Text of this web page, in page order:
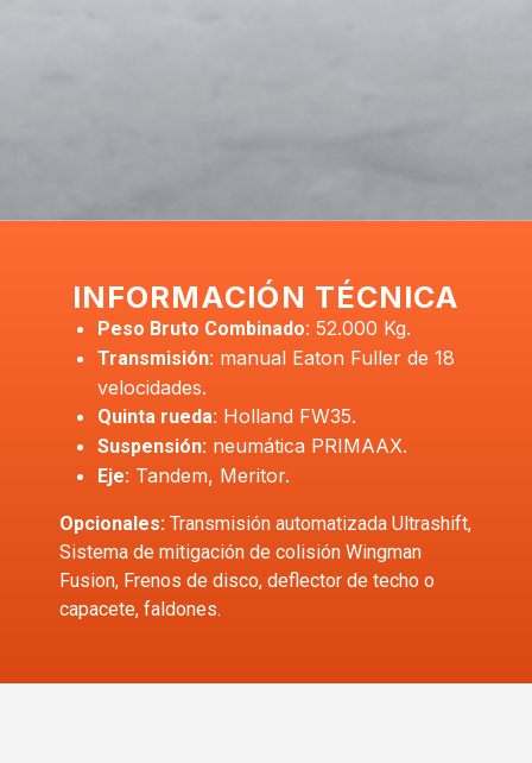
INFORMACIÓN TÉCNICA
Peso Bruto Combinado: 52.000 Kg.
Transmisión: manual Eaton Fuller de 18
velocidades.
Quinta rueda: Holland FW35.
Suspensión: neumática PRIMAAX.
Eje: Tandem, Meritor.
Opcionales: Transmisión automatizada Ultrashift,
Sistema de mitigación de colisión Wingman
Fusion, Frenos de disco, deflector de techo o
capacete, faldones.